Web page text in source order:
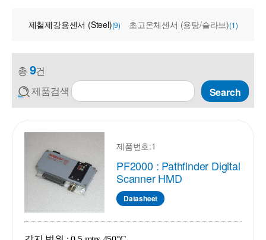
제철제강용센서 (Steel)(9) 초고온체센서 (용탕/슬라브)(1)
총 9건
제품검색
Search
제품번호:1
PF2000 : Pathfinder Digital
Scanner HMD
Datasheet